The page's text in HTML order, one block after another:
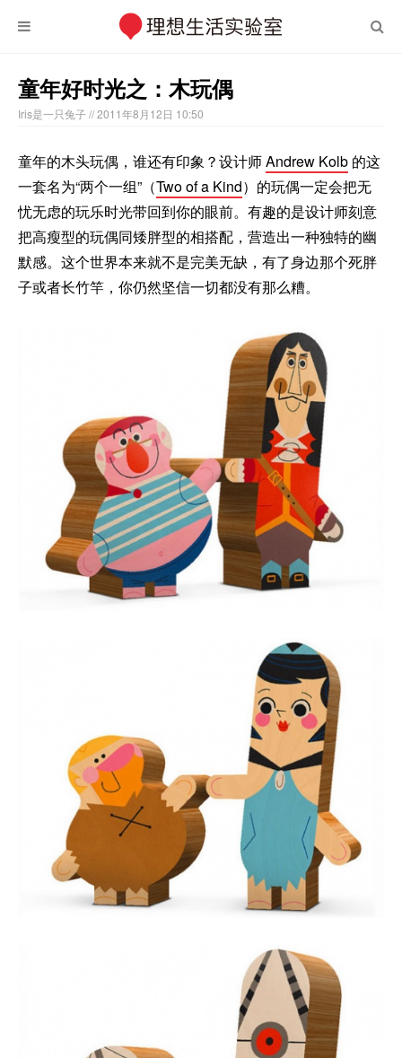
童年好时光之：木玩偶
Iris是一只兔子// 2011年8月12日 10:50
童年的木头玩偶，谁还有印象？设计师Andrew Kolb 的这
一套名为“两个一组”（Two of a Kind）的玩偶一定会把无
忧无虑的玩乐时光带回到你的眼前。有趣的是设计师刻意
把高瘦型的玩偶同矮胖型的相搭配，营造出一种独特的幽
默感。这个世界本来就不是完美无缺，有了身边那个死胖
子或者长竹竿，你仍然坚信一切都没有那么糟。